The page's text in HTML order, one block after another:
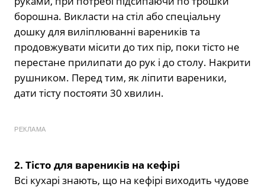
борошна. Викласти на стіл або спеціальну
дошку для виліплюванні вареників та
продовжувати місити до тих пір, поки тісто не
перестане прилипати до рук і до столу. Накрити
рушником. Перед тим, як ліпити вареники,
дати тісту постояти 30 хвилин.
РЕКЛАМА
2. Тісто для вареників на кефірі
Всі кухарі знають, що на кефірі виходить чудове